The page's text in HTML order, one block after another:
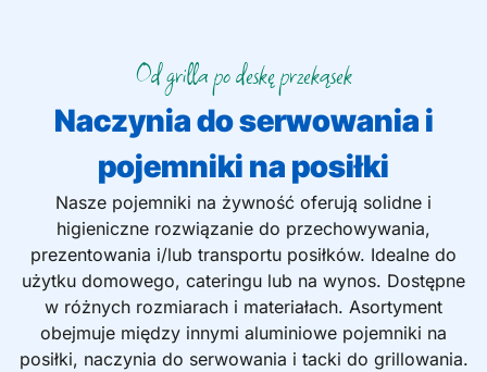
Od grilla po deskę przekąsek
Naczynia do serwowania i
pojemniki na posiłki
Nasze pojemniki na żywność oferują solidne i
higieniczne rozwiązanie do przechowywania,
prezentowania i/lub transportu posiłków. Idealne do
użytku domowego, cateringu lub na wynos. Dostępne
w różnych rozmiarach i materiałach. Asortyment
obejmuje między innymi aluminiowe pojemniki na
posiłki, naczynia do serwowania i tacki do grillowania.